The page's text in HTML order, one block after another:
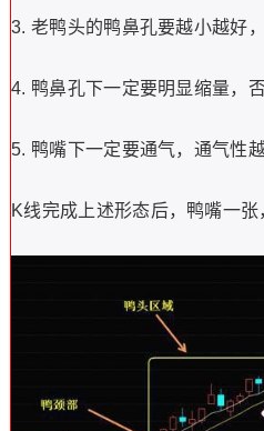
3. 老鸭头的鸭鼻孔要越小越好
4. 鸭鼻孔下一定要明显缩量，
5. 鸭嘴下一定要通气，通气性
K线完成上述形态后，鸭嘴一